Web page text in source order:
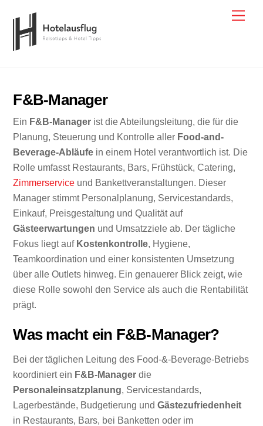
content
F&B-Manager
Ein F&B-Manager ist die Abteilungsleitung, die für die
Planung, Steuerung und Kontrolle aller Food-and-
Beverage-Abläufe in einem Hotel verantwortlich ist. Die
Rolle umfasst Restaurants, Bars, Frühstück, Catering,
Zimmerservice und Bankettveranstaltungen. Dieser
Manager stimmt Personalplanung, Servicestandards,
Einkauf, Preisgestaltung und Qualität auf
Gästeerwartungen und Umsatzziele ab. Der tägliche
Fokus liegt auf Kostenkontrolle, Hygiene,
Teamkoordination und einer konsistenten Umsetzung
über alle Outlets hinweg. Ein genauerer Blick zeigt, wie
diese Rolle sowohl den Service als auch die Rentabilität
prägt.
Was macht ein F&B-Manager?
Bei der täglichen Leitung des Food-&-Beverage-Betriebs
koordiniert ein F&B-Manager die
Personaleinsatzplanung, Servicestandards,
Lagerbestände, Budgetierung undGästezufriedenheit
in Restaurants, Bars, bei Banketten oder im